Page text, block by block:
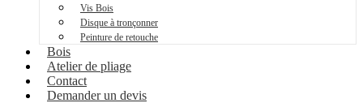
Vis Bois
Disque à tronçonner
Peinture de retouche
Bois
Atelier de pliage
Contact
Demander un devis